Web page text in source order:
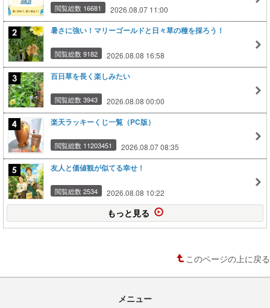
閲覧総数 16681 2026.08.07 11:00
暑さに強い！マリーゴールドと日々草の種を採ろう！
閲覧総数 9182 2026.08.08 16:58
百日草を長く楽しみたい
閲覧総数 3943 2026.08.08 00:00
楽天ラッキーくじ一覧（PC版）
閲覧総数 11203451 2026.08.07 08:35
友人と価値観が似てる幸せ！
閲覧総数 2534 2026.08.08 10:22
もっと見る
このページの上に戻る
メニュー